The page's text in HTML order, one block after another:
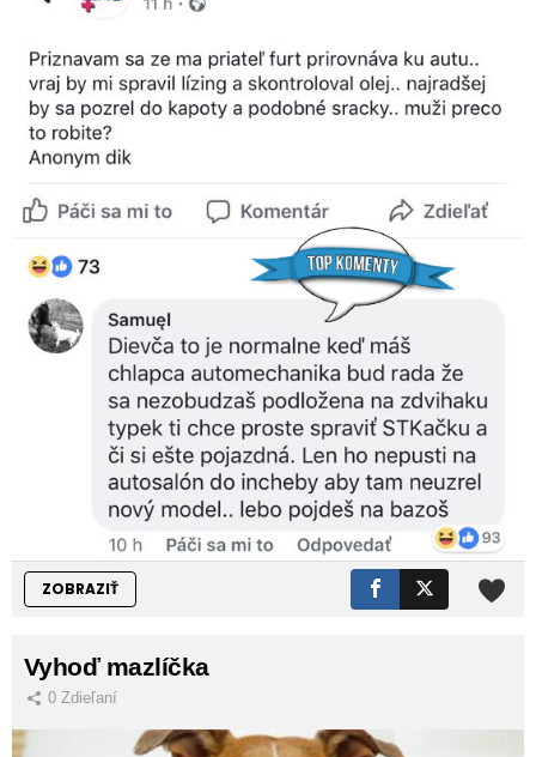
ZOBRAZIŤ
Vyhoď mazlíčka
0 Zdieľaní